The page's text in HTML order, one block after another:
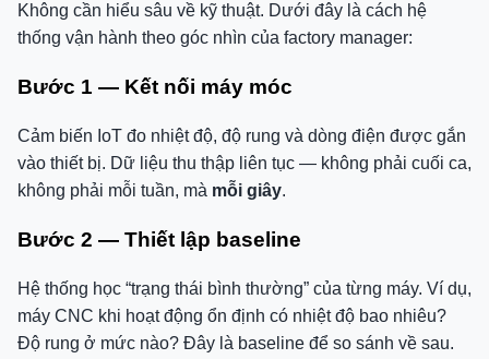
Không cần hiểu sâu về kỹ thuật. Dưới đây là cách hệ
thống vận hành theo góc nhìn của factory manager:
Bước 1 — Kết nối máy móc
Cảm biến IoT đo nhiệt độ, độ rung và dòng điện được gắn
vào thiết bị. Dữ liệu thu thập liên tục — không phải cuối ca,
không phải mỗi tuần, mà mỗi giây.
Bước 2 — Thiết lập baseline
Hệ thống học “trạng thái bình thường” của từng máy. Ví dụ,
máy CNC khi hoạt động ổn định có nhiệt độ bao nhiêu?
Độ rung ở mức nào? Đây là baseline để so sánh về sau.